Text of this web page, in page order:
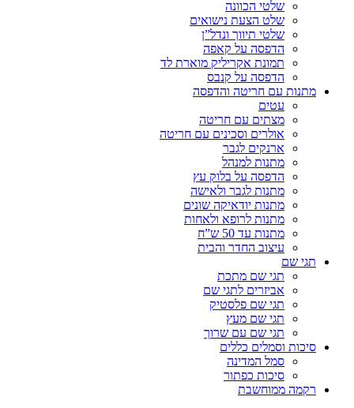
שלטי הכוונה
שלט הצעת נישואים
שלטי תיווך ונדל”ן
הדפסה על קאפה
תמונת אקריליק מוארת לד
הדפסה על קנבס
מתנות עם חריטה והדפסה
עטים
מצתים עם חריטה
אולרים וסכינים עם חריטה
ארנקים לגבר
מתנות למנהל
הדפסה על בלוק עץ
מתנות לגבר ולאישה
מתנות יודאיקה שונים
מתנות לרופא ולאחות
מתנות עד 50 ש”ח
עיצוב החדר והבית
תגי שם
תגי שם מתכת
אביזרים לתגי שם
תגי שם פלסטיק
תגי שם מעץ
תגי שם עם שרוך
סיכות וסמלים כללים
סמל המדינה
סיכות כפתור
רקמה ממוחשבת